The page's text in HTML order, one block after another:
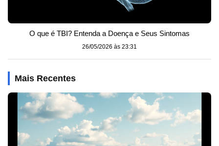
O que é TBI? Entenda a Doença e Seus Sintomas
26/05/2026 às 23:31
Mais Recentes